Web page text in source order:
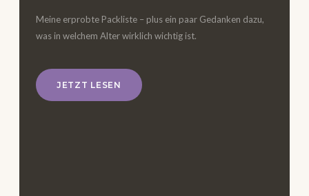
Meine erprobte Packliste – plus ein paar Gedanken dazu,
was in welchem Alter wirklich wichtig ist.
JETZT LESEN